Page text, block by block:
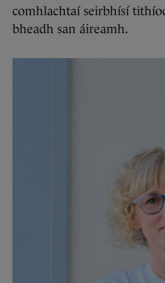
comhlachtaí seirbhísí
bheadh san áireamh.